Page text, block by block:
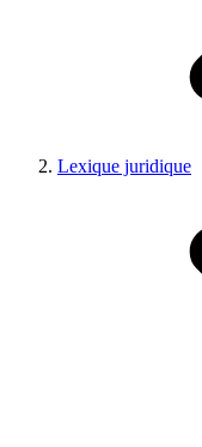
Lexique juridique